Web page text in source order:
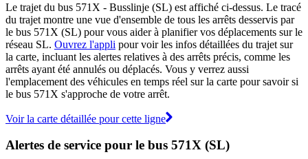
Le trajet du bus 571X - Busslinje (SL) est affiché ci-dessus. Le tracé
du trajet montre une vue d'ensemble de tous les arrêts desservis par
le bus 571X (SL) pour vous aider à planifier vos déplacements sur le
réseau SL. Ouvrez l'appli pour voir les infos détaillées du trajet sur
la carte, incluant les alertes relatives à des arrêts précis, comme les
arrêts ayant été annulés ou déplacés. Vous y verrez aussi
l'emplacement des véhicules en temps réel sur la carte pour savoir si
le bus 571X s'approche de votre arrêt.
Voir la carte détaillée pour cette ligne
Alertes de service pour le bus 571X (SL)